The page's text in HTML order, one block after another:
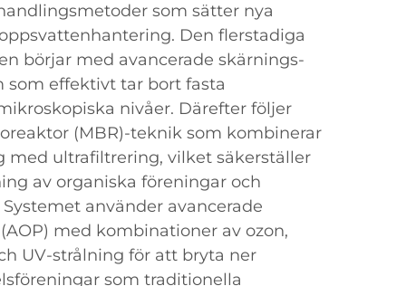
som sätter nya
Den flerstadiga
börjar med avancerade skärnings-
som effektivt tar bort fasta
nivåer. Därefter följer
(MBR)-teknik som kombinerar
med ultrafiltrering, vilket säkerställer
av organiska föreningar och
använder avancerade
med kombinationer av ozon,
UV-strålning för att bryta ner
som traditionella